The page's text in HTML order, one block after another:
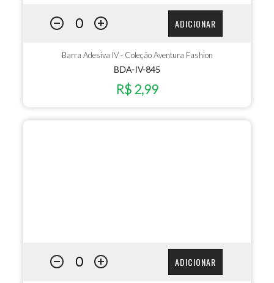
ADICIONAR
Barra Adesiva IV - Coleção Aventura Fashion
BDA-IV-845
R$ 2,99
ADICIONAR